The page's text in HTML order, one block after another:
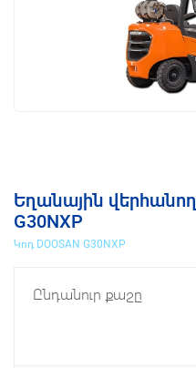
Եղանային վերհանող
G30NXP
Կոդ DOOSAN G30NXP
Ընդանուր քաշը